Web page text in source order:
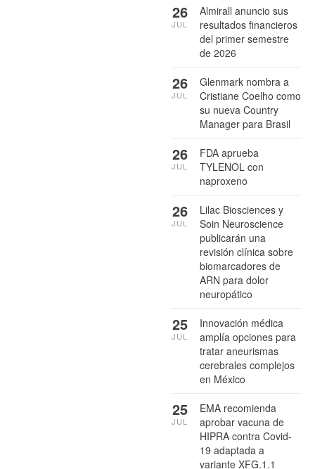
Almirall anuncio sus
resultados financieros
del primer semestre
de 2026
26
JUL
Glenmark nombra a
Cristiane Coelho como
su nueva Country
Manager para Brasil
26
JUL
FDA aprueba
TYLENOL con
naproxeno
26
JUL
Lilac Biosciences y
Soin Neuroscience
publicarán una
revisión clínica sobre
biomarcadores de
ARN para dolor
neuropático
26
JUL
Innovación médica
amplía opciones para
tratar aneurismas
cerebrales complejos
en México
25
JUL
EMA recomienda
aprobar vacuna de
HIPRA contra Covid-
19 adaptada a
variante XFG.1.1
25
JUL